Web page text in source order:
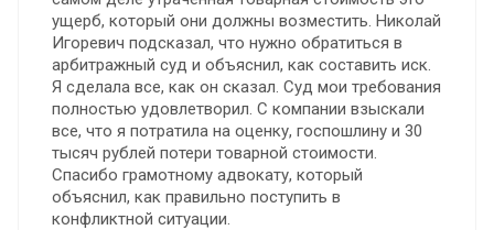
ущерб, который они должны возместить. Николай
Игоревич подсказал, что нужно обратиться в
арбитражный суд и объяснил, как составить иск.
Я сделала все, как он сказал. Суд мои требования
полностью удовлетворил. С компании взыскали
все, что я потратила на оценку, госпошлину и 30
тысяч рублей потери товарной стоимости.
Спасибо грамотному адвокату, который
объяснил, как правильно поступить в
конфликтной ситуации.